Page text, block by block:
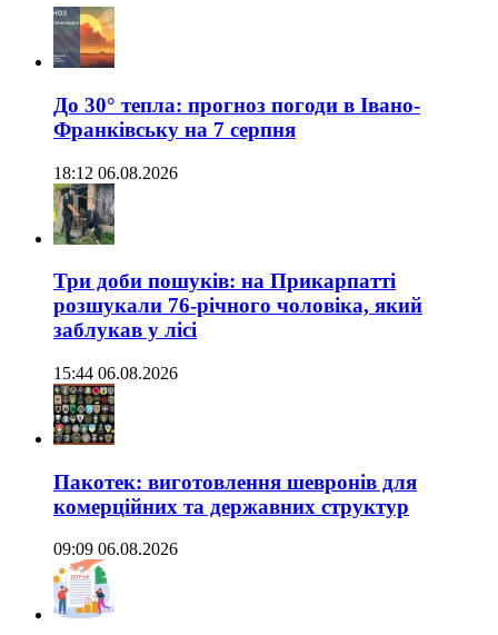
До 30° тепла: прогноз погоди в Івано-
Франківську на 7 серпня
18:12 06.08.2026
Три доби пошуків: на Прикарпатті
розшукали 76-річного чоловіка, який
заблукав у лісі
15:44 06.08.2026
Пакотек: виготовлення шевронів для
комерційних та державних структур
09:09 06.08.2026